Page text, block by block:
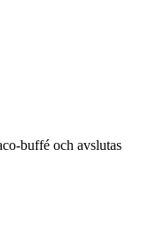
buffé och avslutas